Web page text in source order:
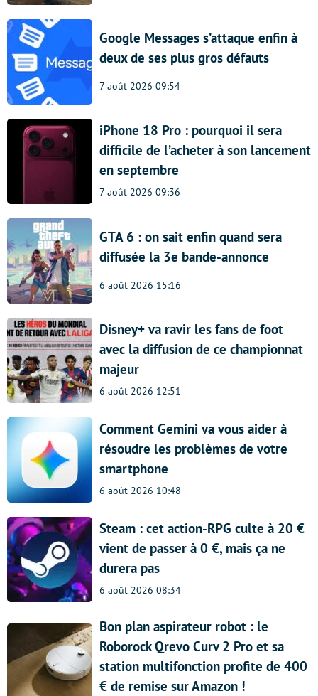
Google Messages s’attaque enfin à
deux de ses plus gros défauts
7 août 2026 09:54
iPhone 18 Pro : pourquoi il sera
difficile de l’acheter à son lancement
en septembre
7 août 2026 09:36
GTA 6 : on sait enfin quand sera
diffusée la 3e bande-annonce
6 août 2026 15:16
Disney+ va ravir les fans de foot
avec la diffusion de ce championnat
majeur
6 août 2026 12:51
Comment Gemini va vous aider à
résoudre les problèmes de votre
smartphone
6 août 2026 10:48
Steam : cet action-RPG culte à 20 €
vient de passer à 0 €, mais ça ne
durera pas
6 août 2026 08:34
Bon plan aspirateur robot : le
Roborock Qrevo Curv 2 Pro et sa
station multifonction profite de 400
€ de remise sur Amazon !